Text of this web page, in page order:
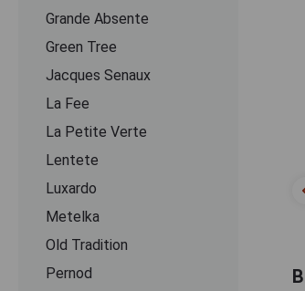
Grande Absente
Green Tree
Jacques Senaux
La Fee
La Petite Verte
Lentete
Luxardo
Metelka
Old Tradition
Pernod